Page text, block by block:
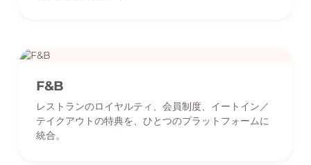
F&B
レストランのロイヤルティ、会員制度、イートイン／
テイクアウトの特典を、ひとつのプラットフォームに
統合。